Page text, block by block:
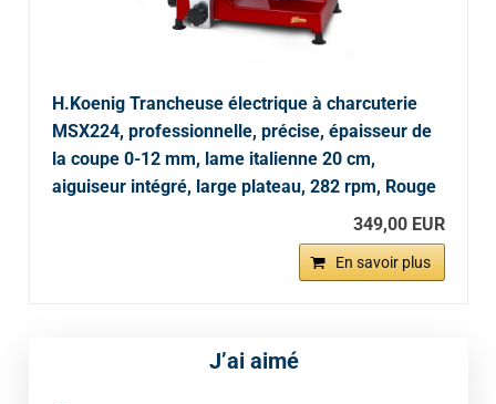
H.Koenig Trancheuse électrique à charcuterie
MSX224, professionnelle, précise, épaisseur de
la coupe 0-12 mm, lame italienne 20 cm,
aiguiseur intégré, large plateau, 282 rpm, Rouge
349,00 EUR
En savoir plus
J’ai aimé